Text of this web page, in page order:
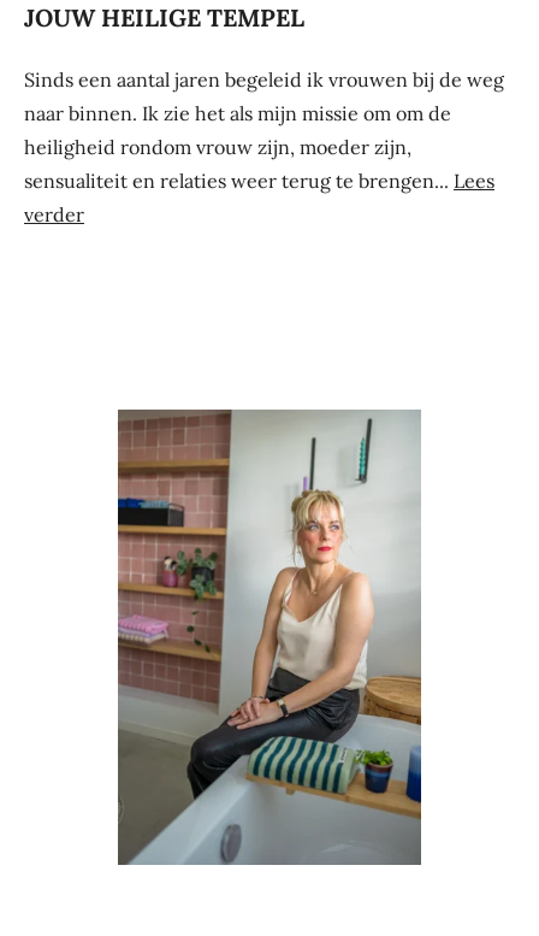
JOUW HEILIGE TEMPEL
Sinds een aantal jaren begeleid ik vrouwen bij de weg
naar binnen. Ik zie het als mijn missie om om de
heiligheid rondom vrouw zijn, moeder zijn,
sensualiteit en relaties weer terug te brengen... Lees
verder